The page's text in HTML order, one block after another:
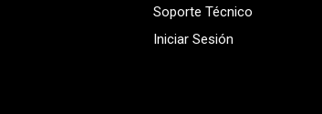
Soporte Técnico
Iniciar Sesión